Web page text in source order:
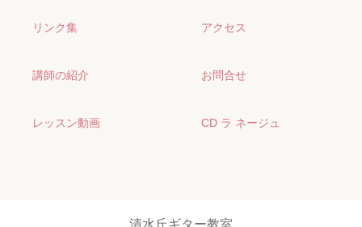
リンク集 アクセス
講師の紹介 お問合せ
レッスン動画 CD ラ ネージュ
清水丘ギター教室